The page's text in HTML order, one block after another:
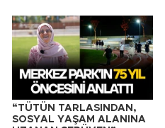
“TÜTÜN TARLASINDAN,
SOSYAL YAŞAM ALANINA